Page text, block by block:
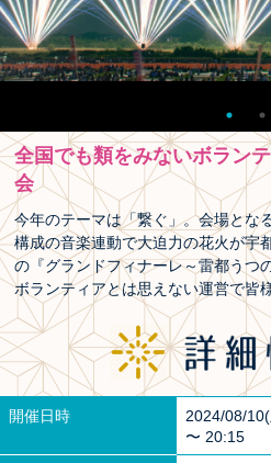
全国でも類をみないボラン
会
今年のテーマは「繋ぐ」。会場とな
構成の音楽連動で大迫力の花火が宇
の『グランドフィナーレ～雷都うつ
ボランティアとは思えない運営で皆
開催日時
2024/08/
〜 20:15